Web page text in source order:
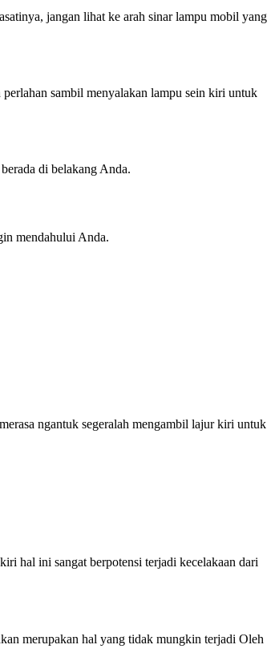
jangan lihat ke arah sinar lampu mobil yang
sambil menyalakan lampu sein kiri untuk
di belakang Anda.
mendahului Anda.
ngantuk segeralah mengambil lajur kiri untuk
hal ini sangat berpotensi terjadi kecelakaan dari
merupakan hal yang tidak mungkin terjadi Oleh